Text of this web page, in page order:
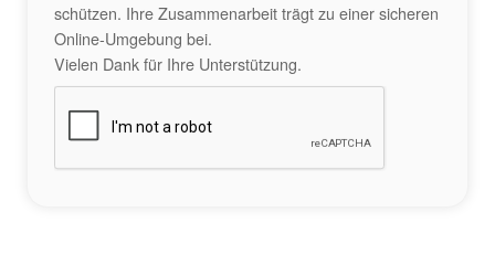
schützen. Ihre Zusammenarbeit trägt zu einer sicheren
Online-Umgebung bei.
Vielen Dank für Ihre Unterstützung.